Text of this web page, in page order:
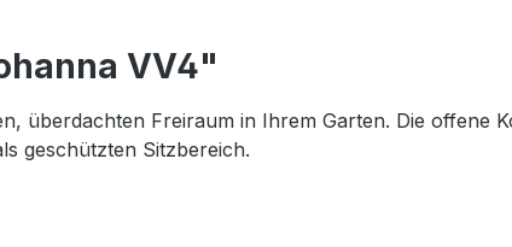
VV4"
überdachten Freiraum in Ihrem Garten. Die offene
geschützten Sitzbereich.